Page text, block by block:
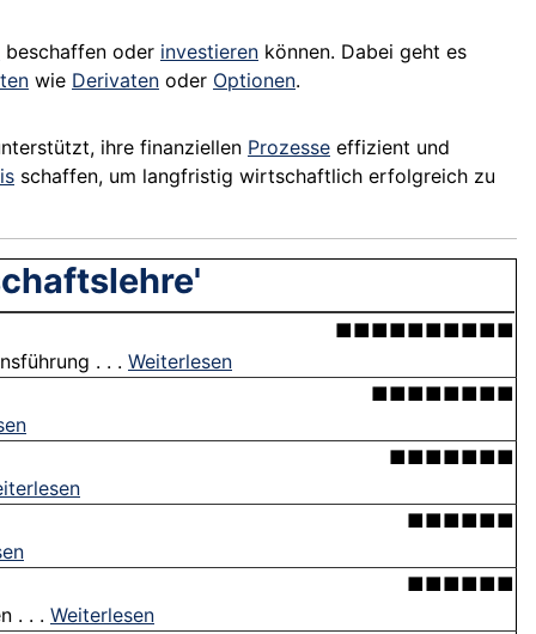
beschaffen oder investieren können. Dabei geht es
wie Derivaten oder Optionen.
ihre finanziellen Prozesse effizient und
schaffen, um langfristig wirtschaftlich erfolgreich zu
■■■■■■■■■■
. . . Weiterlesen
■■■■■■■■
■■■■■■■
■■■■■■
■■■■■■
. . . Weiterlesen